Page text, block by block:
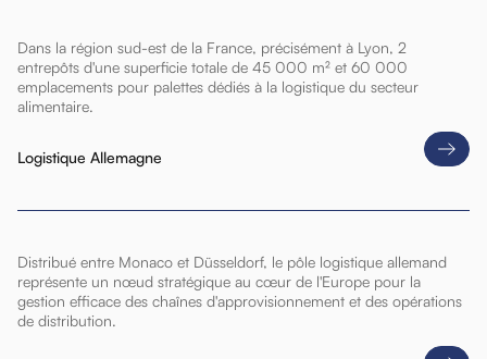
Dans la région sud-est de la France, précisément à Lyon, 2
entrepôts d'une superficie totale de 45 000 m² et 60 000
emplacements pour palettes dédiés à la logistique du secteur
alimentaire.
Logistique Allemagne
Distribué entre Monaco et Düsseldorf, le pôle logistique allemand
représente un nœud stratégique au cœur de l'Europe pour la
gestion efficace des chaînes d'approvisionnement et des opérations
de distribution.